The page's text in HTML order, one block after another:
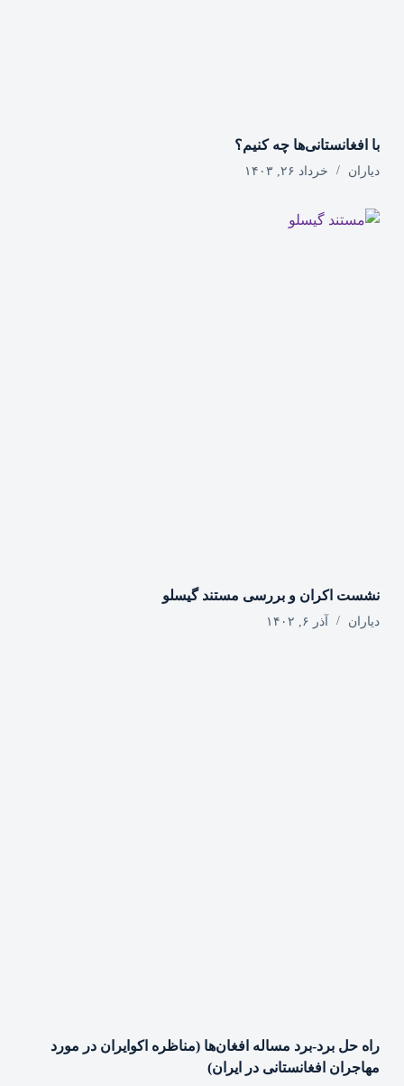
با افغانستانی‌ها چه کنیم؟
دیاران خرداد ۲۶, ۱۴۰۳
نشست اکران و بررسی مستند گیسلو
دیاران آذر ۶, ۱۴۰۲
راه حل برد-برد مساله افغان‌ها (مناظره اکوایران در مورد
مهاجران افغانستانی در ایران)